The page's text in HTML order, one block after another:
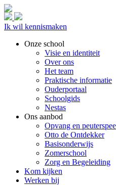
Ik wil kennismaken
Onze school
Visie en identiteit
Over ons
Het team
Praktische informatie
Ouderportaal
Schoolgids
Nestas
Ons aanbod
Opvang en
Otto de Ontdekker
Basisonderwijs
Zomerschool
Zorg en Begeleiding
Kom kijken
Werken bij